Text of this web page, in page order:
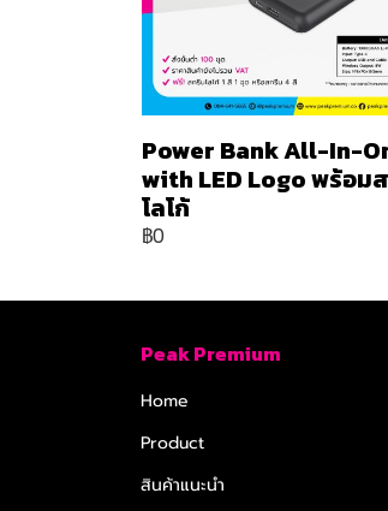
Power Bank All-In-
with LED Logo พร้อม
โลโก้
฿0
Peak Premium
Home
Product
สินค้าแนะนำ